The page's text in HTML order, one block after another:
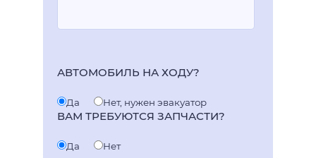
АВТОМОБИЛЬ НА ХОДУ?
Да Нет, нужен эвакуатор
ВАМ ТРЕБУЮТСЯ ЗАПЧАСТИ?
Да Нет